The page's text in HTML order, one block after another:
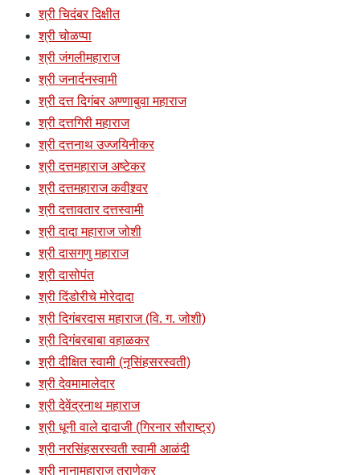
श्री चिदंबर दिक्षीत
श्री चोळप्पा
श्री जंगलीमहाराज
श्री जनार्दनस्वामी
श्री दत्त दिगंबर अण्णाबुवा महाराज
श्री दत्तगिरी महाराज
श्री दत्तनाथ उज्जयिनीकर
श्री दत्तमहाराज अष्टेकर
श्री दत्तमहाराज कवीश्र्वर
श्री दत्तावतार दत्तस्वामी
श्री दादा महाराज जोशी
श्री दासगणु महाराज
श्री दासोपंत
श्री दिंडोरीचे मोरेदादा
श्री दिगंबरदास महाराज (वि. ग. जोशी)
श्री दिगंबरबाबा वहाळकर
श्री दीक्षित स्वामी (नृसिंहसरस्वती)
श्री देवमामालेदार
श्री देवेंद्रनाथ महाराज
श्री धूनी वाले दादाजी (गिरनार सौराष्ट्र)
श्री नरसिंहसरस्वती स्वामी आळंदी
श्री नानामहाराज तराणेकर